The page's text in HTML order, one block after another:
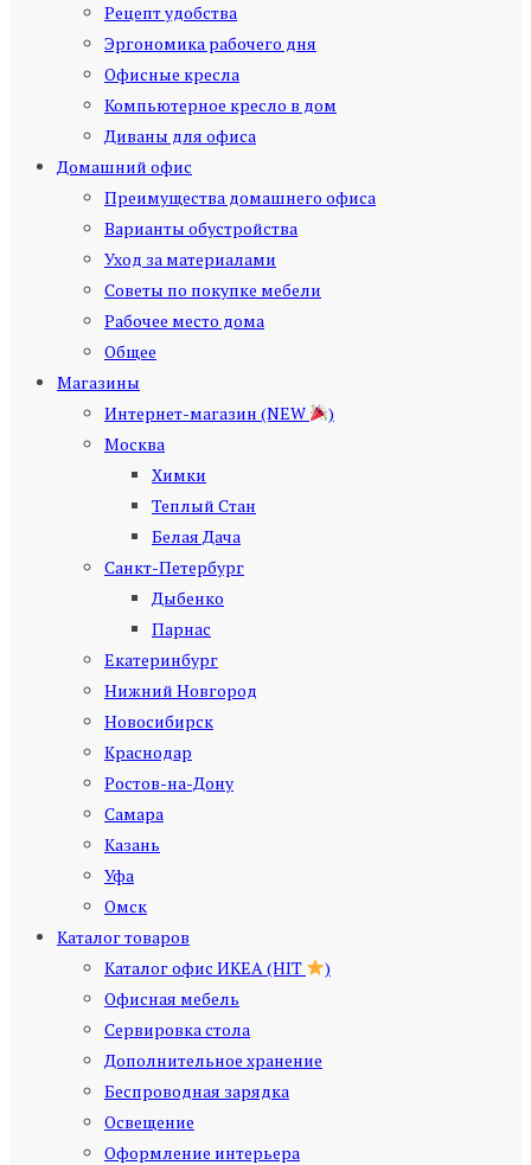
Рецепт удобства
Эргономика рабочего дня
Офисные кресла
Компьютерное кресло в дом
Диваны для офиса
Домашний офис
Преимущества домашнего офиса
Варианты обустройства
Уход за материалами
Советы по покупке мебели
Рабочее место дома
Общее
Магазины
Интернет-магазин (NEW
)
Москва
Химки
Теплый Стан
Белая Дача
Санкт-Петербург
Дыбенко
Парнас
Екатеринбург
Нижний Новгород
Новосибирск
Краснодар
Ростов-на-Дону
Самара
Казань
Уфа
Омск
Каталог товаров
Каталог офис ИКЕА (HIT
)
Офисная мебель
Сервировка стола
Дополнительное хранение
Беспроводная зарядка
Освещение
Оформление интерьера